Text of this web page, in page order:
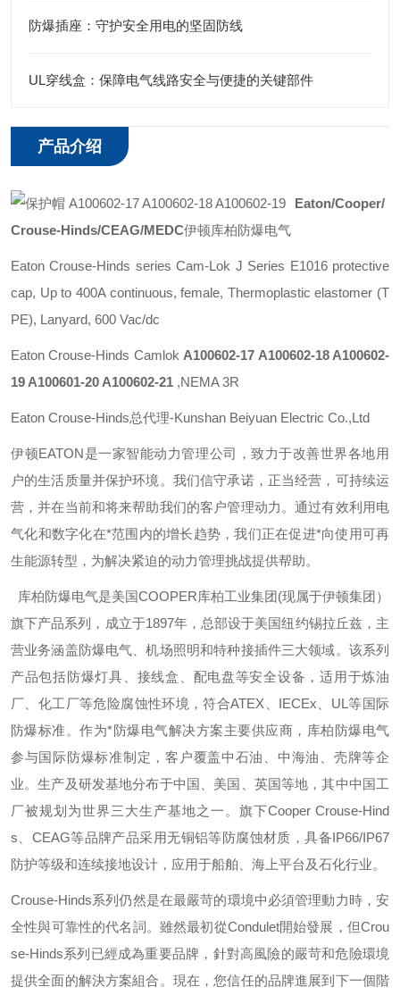
防爆插座：守护安全用电的坚固防线
UL穿线盒：保障电气线路安全与便捷的关键部件
产品介绍
Eaton/Cooper/
Crouse-Hinds/CEAG/MEDC伊顿库柏防爆电气
Eaton Crouse-Hinds series Cam-Lok J Series E1016 protective
cap, Up to 400A continuous, female, Thermoplastic elastomer (T
PE), Lanyard, 600 Vac/dc
Eaton Crouse-Hinds Camlok A100602-17 A100602-18 A100602-
19 A100601-20 A100602-21 ,NEMA 3R
Eaton Crouse-Hinds总代理-Kunshan Beiyuan Electric Co.,Ltd
伊顿EATON是一家智能动力管理公司，致力于改善世界各地用
户的生活质量并保护环境。我们信守承诺，正当经营，可持续运
营，并在当前和将来帮助我们的客户管理动力。通过有效利用电
气化和数字化在*范围内的增长趋势，我们正在促进*向使用可再
生能源转型，为解决紧迫的动力管理挑战提供帮助。
库柏防爆电气是美国COOPER库柏工业集团(现属于伊顿集团）
旗下产品系列，成立于1897年，总部设于美国纽约锡拉丘兹，主
营业务涵盖防爆电气、机场照明和特种接插件三大领域。该系列
产品包括防爆灯具、接线盒、配电盘等安全设备，适用于炼油
厂、化工厂等危险腐蚀性环境，符合ATEX IECEx UL 等国际
防爆标准。作为*防爆电气解决方案主要供应商，库柏防爆电气
参与国际防爆标准制定，客户覆盖中石油、中海油、壳牌等企
业。生产及研发基地分布于中国、美国、英国等地，其中中国工
厂被规划为世界三大生产基地之一。旗下Cooper Crouse-Hind
s
CEAG等品牌产品采用无铜铝等防腐蚀材质，具备IP66/IP67
防护等级和连续接地设计，应用于船舶、海上平台及石化行业。
Crouse-Hinds系列仍然是在最嚴苛的環境中必須管理動力時，安
全性與可靠性的代名詞。雖然最初從Condulet開始發展，但Crou
se-Hinds系列已經成為重要品牌，針對高風險的嚴苛和危險環境
提供全面的解決方案組合。現在，您信任的品牌進展到下一個階